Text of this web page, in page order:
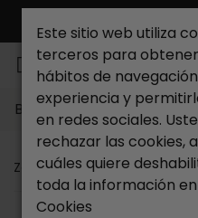
Buscar...
Zapateria Catchalot
Este sitio web utiliza
terceros para
hábitos de
experiencia y
en redes sociales.
rechazar las cookies,
cuáles quiere
toda la información
Cookies